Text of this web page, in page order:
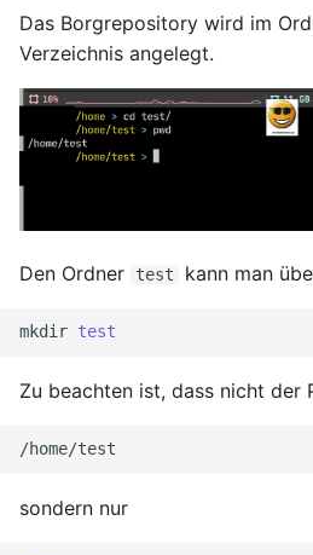
Das Borgrepository wird im
Verzeichnis angelegt.
Den Ordner test kann man
mkdir test
Zu beachten ist, dass nicht der
sondern nur